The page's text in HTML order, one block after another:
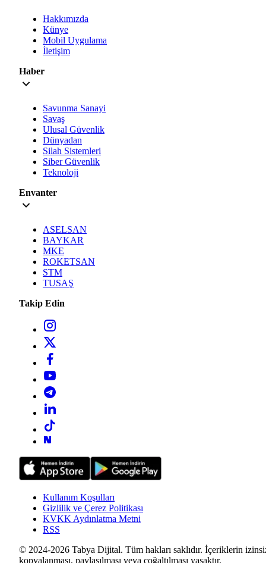
Hakkımızda
Künye
Mobil Uygulama
İletişim
Haber
Savunma Sanayi
Savaş
Ulusal Güvenlik
Dünyadan
Silah Sistemleri
Siber Güvenlik
Teknoloji
Envanter
ASELSAN
BAYKAR
MKE
ROKETSAN
STM
TUSAŞ
Takip Edin
Kullanım Koşulları
Gizlilik ve Çerez Politikası
KVKK Aydınlatma Metni
RSS
© 2024-2026 Tabya Dijital. Tüm hakları saklıdır. İçeriklerin
kopyalanması, paylaşılması veya çoğaltılması yasaktır.